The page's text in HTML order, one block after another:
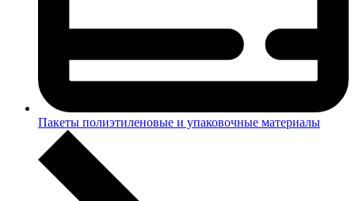
Пакеты полиэтиленовые и упаковочные материалы